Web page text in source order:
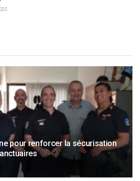
pour renforcer la sécurisation